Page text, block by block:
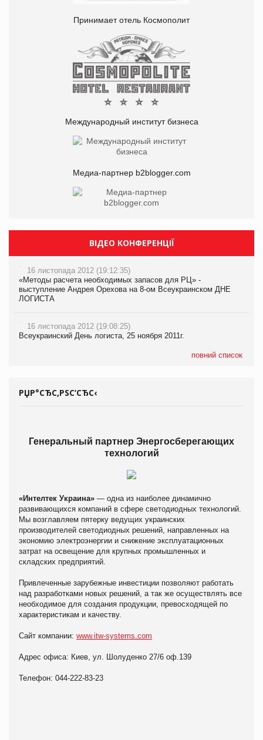
Принимает отель Космополит
Международный институт бизнеса
Медиа-партнер b2blogger.com
ВІДЕО КОНФЕРЕНЦІЇ
16 листопада 2012 (19:12:35)
«Методы расчета необходимых запасов для РЦ» -
выступление Андрея Орехова на 8-ом Всеукраинском ДНЕ
ЛОГИСТА
16 листопада 2012 (19:08:25)
Всеукраинский День логиста, 25 ноября 2011г.
повний список
РЏР°СЂС‚РЅС‘СЂС‹
Генеральный партнер Энергосберегающих
технологий
«Интелтек Украина» — одна из наиболее динамично
развивающихся компаний в сфере светодиодных технологий.
Мы возглавляем пятерку ведущих украинских
производителей светодиодных решений, направленных на
экономию электроэнергии и снижение эксплуатационных
затрат на освещение для крупных промышленных и
складских предприятий.
Привлеченные зарубежные инвестиции позволяют работать
над разработками новых решений, а так же осуществлять все
необходимое для создания продукции, превосходящей по
характеристикам и качеству.
Сайт компании: www.itw-systems.com
Адрес офиса: Киев, ул. Шолуденко 27/6 оф.139
Телефон: 044-222-83-23